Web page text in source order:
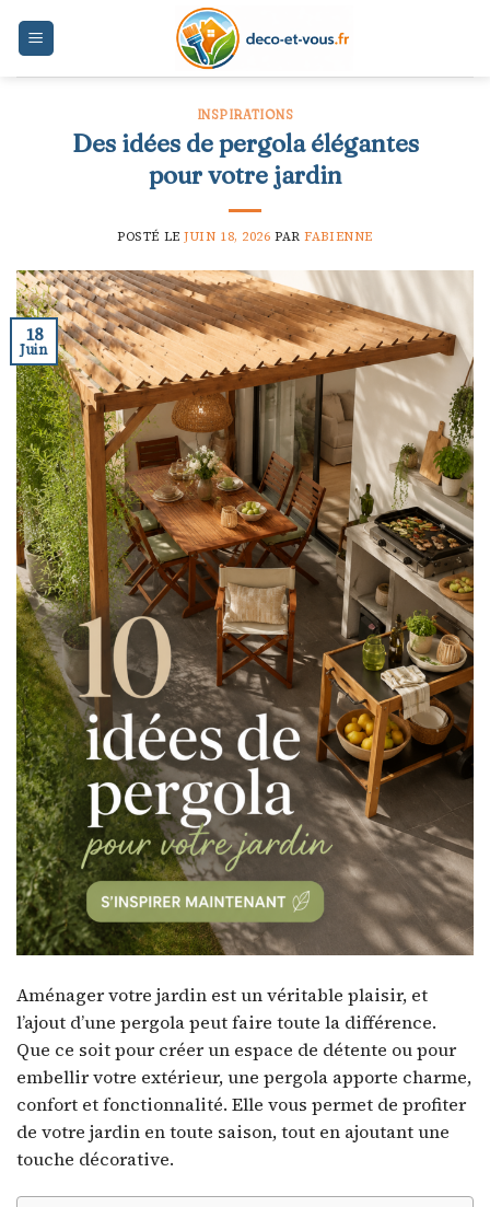
INSPIRATIONS
Des idées de pergola élégantes
pour votre jardin
POSTÉ LEJUIN 18, 2026 PARFABIENNE
18
Juin
Aménager votre jardin est un véritable plaisir, et
l’ajout d’une pergola peut faire toute la différence.
Que ce soit pour créer un espace de détente ou pour
embellir votre extérieur, une pergola apporte charme,
confort et fonctionnalité. Elle vous permet de profiter
de votre jardin en toute saison, tout en ajoutant une
touche décorative.